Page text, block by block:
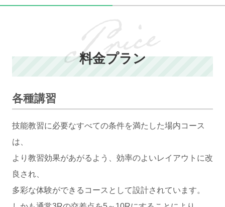
料金プラン
各種講習
技能教習に必要なすべての条件を満たした場内コース
は、
より教習効果があがるよう、効率のよいレイアウトに改
良され、
多彩な体験ができるコースとして設計されています。